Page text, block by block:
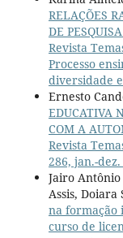
RELAÇÕES
DE
Revista
Processo
diversidade
Ernesto
EDUCATIVA
COM A
Revista
286, jan.-
Jairo Antônio
Assis, Doiara
na formação
curso de